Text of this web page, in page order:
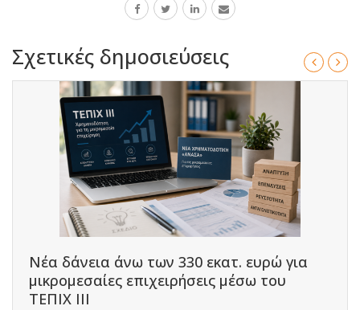
Σχετικές δημοσιεύσεις
Νέα δάνεια άνω των 330 εκατ. ευρώ για
μικρομεσαίες επιχειρήσεις μέσω του
ΤΕΠΙΧ ΙΙΙ